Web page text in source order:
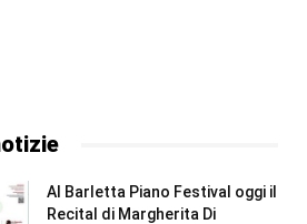
Al Barletta Piano Festival oggi il
Recital di Margherita Di